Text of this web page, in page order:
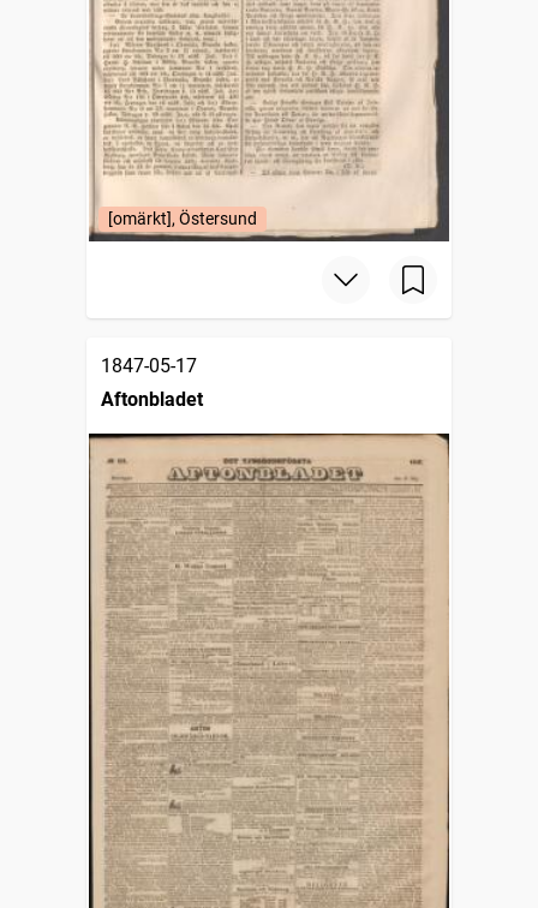
[omärkt], Östersund
1847-05-17
Aftonbladet